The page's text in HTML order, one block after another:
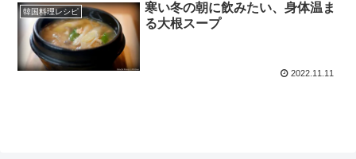
韓国料理レシピ
寒い冬の朝に飲みたい、身体温ま
る大根スープ
2022.11.11